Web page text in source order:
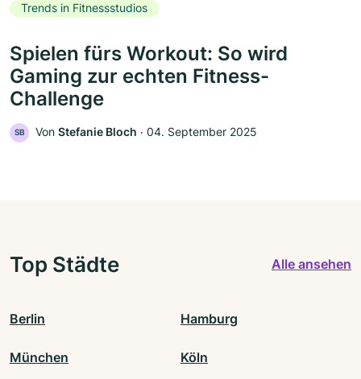
Trends in Fitnessstudios
Spielen fürs Workout: So wird
Gaming zur echten Fitness-
Challenge
SB Von Stefanie Bloch ‧ 04. September 2025
Top Städte Alle ansehen
Berlin Hamburg
München Köln